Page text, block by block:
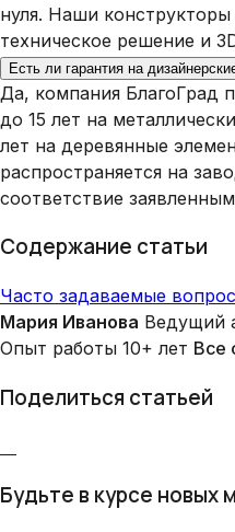
нуля. Наши конструкторы
техническое решение и
Есть ли гарантия на
Да, компания БлагоГрад
до 15 лет на
лет на деревянные
распространяется на
соответствие
Содержание статьи
Часто задаваемые
Мария Иванова Ведущий
Опыт работы 10+ лет Все
Поделиться статьей
Будьте в курсе новых